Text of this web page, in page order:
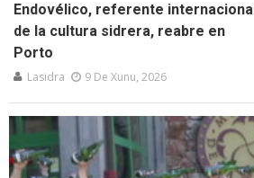
Endovélico, referente internacional
de la cultura sidrera, reabre en
Porto
Lasidra 9 De Xunu, 2026